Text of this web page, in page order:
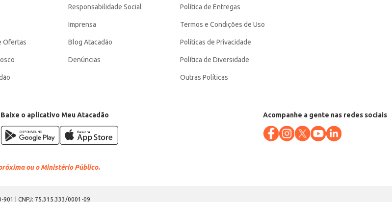
Ofertas
Responsabilidade Social
Imprensa
Blog Atacadão
Denúncias
Política de Entregas
Termos e Condições de Uso
Políticas de Privacidade
Política de Diversidade
Outras Políticas
Baixe o aplicativo Meu Atacadão Acompanhe a gente nas redes sociais
ou o Ministério Público.
901 | CNPJ: 75.315.333/0001-09